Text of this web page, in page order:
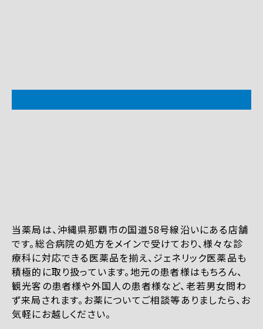
当薬局は、沖縄県那覇市の国道58号線沿いにある店舗
です。総合病院の処方をメインで受けており、様々な診
療科に対応できる医薬品を揃え、ジェネリック医薬品も
積極的に取り扱っています。地元の患者様はもちろん、
観光客の患者様や外国人の患者様など、老若男女問わ
ず来局されます。お薬についてご相談等ありましたら、お
気軽にお越しください。